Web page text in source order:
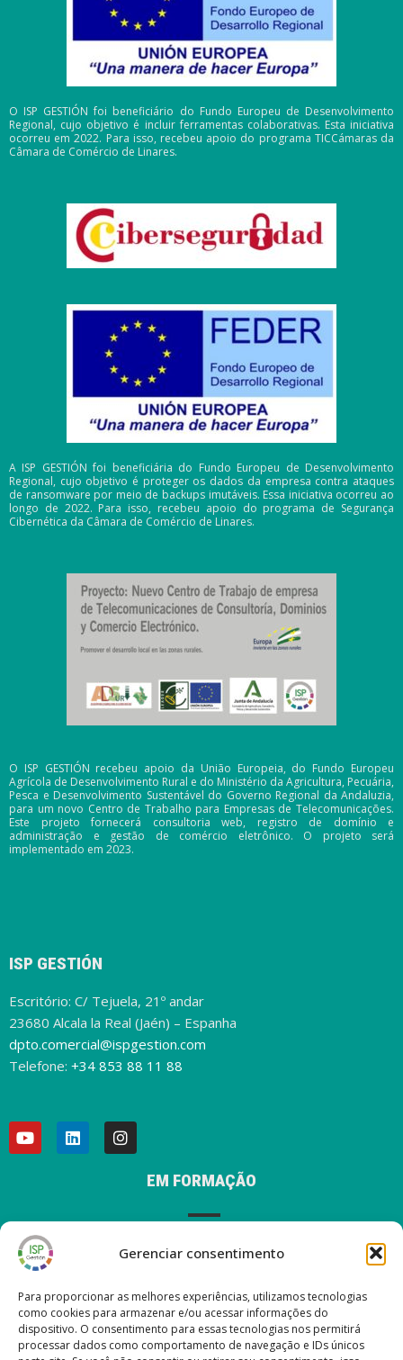
Gerenciar consentimento
Para proporcionar as melhores experiências, utilizamos tecnologias
como cookies para armazenar e/ou acessar informações do
dispositivo. O consentimento para essas tecnologias nos permitirá
processar dados como comportamento de navegação e IDs únicos
O ISP GESTIÓN foi beneficiário do Fundo Europeu de Desenvolvimento
Regional, cujo objetivo é incluir ferramentas colaborativas. Esta iniciativa
ocorreu em 2022. Para isso, recebeu apoio do programa TICCámaras da
Câmara de Comércio de Linares.
A ISP GESTIÓN foi beneficiária do Fundo Europeu de Desenvolvimento
Regional, cujo objetivo é proteger os dados da empresa contra ataques
de ransomware por meio de backups imutáveis. Essa iniciativa ocorreu ao
longo de 2022. Para isso, recebeu apoio do programa de Segurança
Cibernética da Câmara de Comércio de Linares.
O ISP GESTIÓN recebeu apoio da União Europeia, do Fundo Europeu
Agrícola de Desenvolvimento Rural e do Ministério da Agricultura, Pecuária,
Pesca e Desenvolvimento Sustentável do Governo Regional da Andaluzia,
para um novo Centro de Trabalho para Empresas de Telecomunicações.
Este projeto fornecerá consultoria web, registro de domínio e
administração e gestão de comércio eletrônico. O projeto será
implementado em 2023.
ISP GESTIÓN
Escritório: C/ Tejuela, 21º andar
23680 Alcala la Real (Jaén) – Espanha
dpto.comercial@ispgestion.com
Telefone: +34 853 88 11 88
EM FORMAÇÃO
ÚLTIMAS POSTAGENS EM NOSSO BLOG